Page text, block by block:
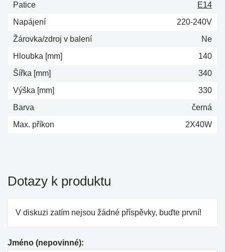
Patice
E14
Napájení
220-240V
Žárovka/zdroj v balení
Ne
Hloubka [mm]
140
Šířka [mm]
340
Výška [mm]
330
Barva
černá
Max. příkon
2X40W
Dotazy k produktu
V diskuzi zatím nejsou žádné příspěvky, buďte první!
Jméno (nepovinné):